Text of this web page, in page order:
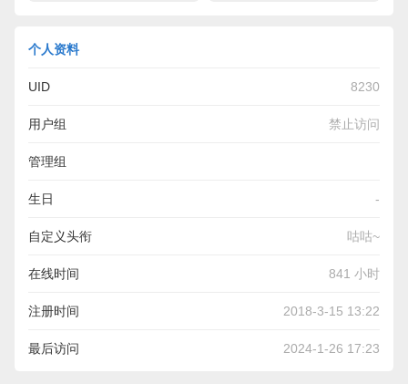
个人资料
UID 8230
用户组 禁止访问
管理组
生日 -
自定义头衔 咕咕~
在线时间 841 小时
注册时间 2018-3-15 13:22
最后访问 2024-1-26 17:23